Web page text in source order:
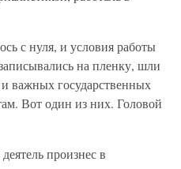
с нуля, и условия работы
на пленку, шли
важных государственных
Вот один из них. Головой
произнес в